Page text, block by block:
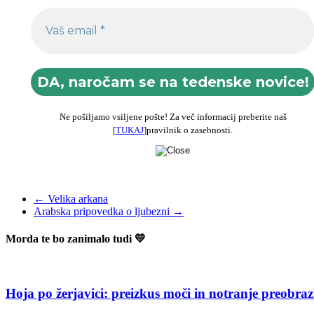
Ne pošiljamo vsiljene pošte! Za več informacij preberite naš
[TUKAJ]pravilnik o zasebnosti.
← Velika arkana
Arabska pripovedka o ljubezni →
Morda te bo zanimalo tudi 💛
Hoja po žerjavici: preizkus moči in notranje